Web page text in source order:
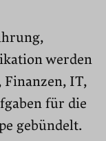
werden
Finanzen, IT,
für die
gebündelt.